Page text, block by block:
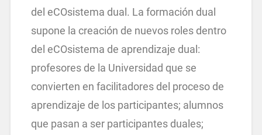
del eCOsistema dual. La formación dual
supone la creación de nuevos roles dentro
del eCOsistema de aprendizaje dual:
profesores de la Universidad que se
convierten en facilitadores del proceso de
aprendizaje de los participantes; alumnos
que pasan a ser participantes duales;